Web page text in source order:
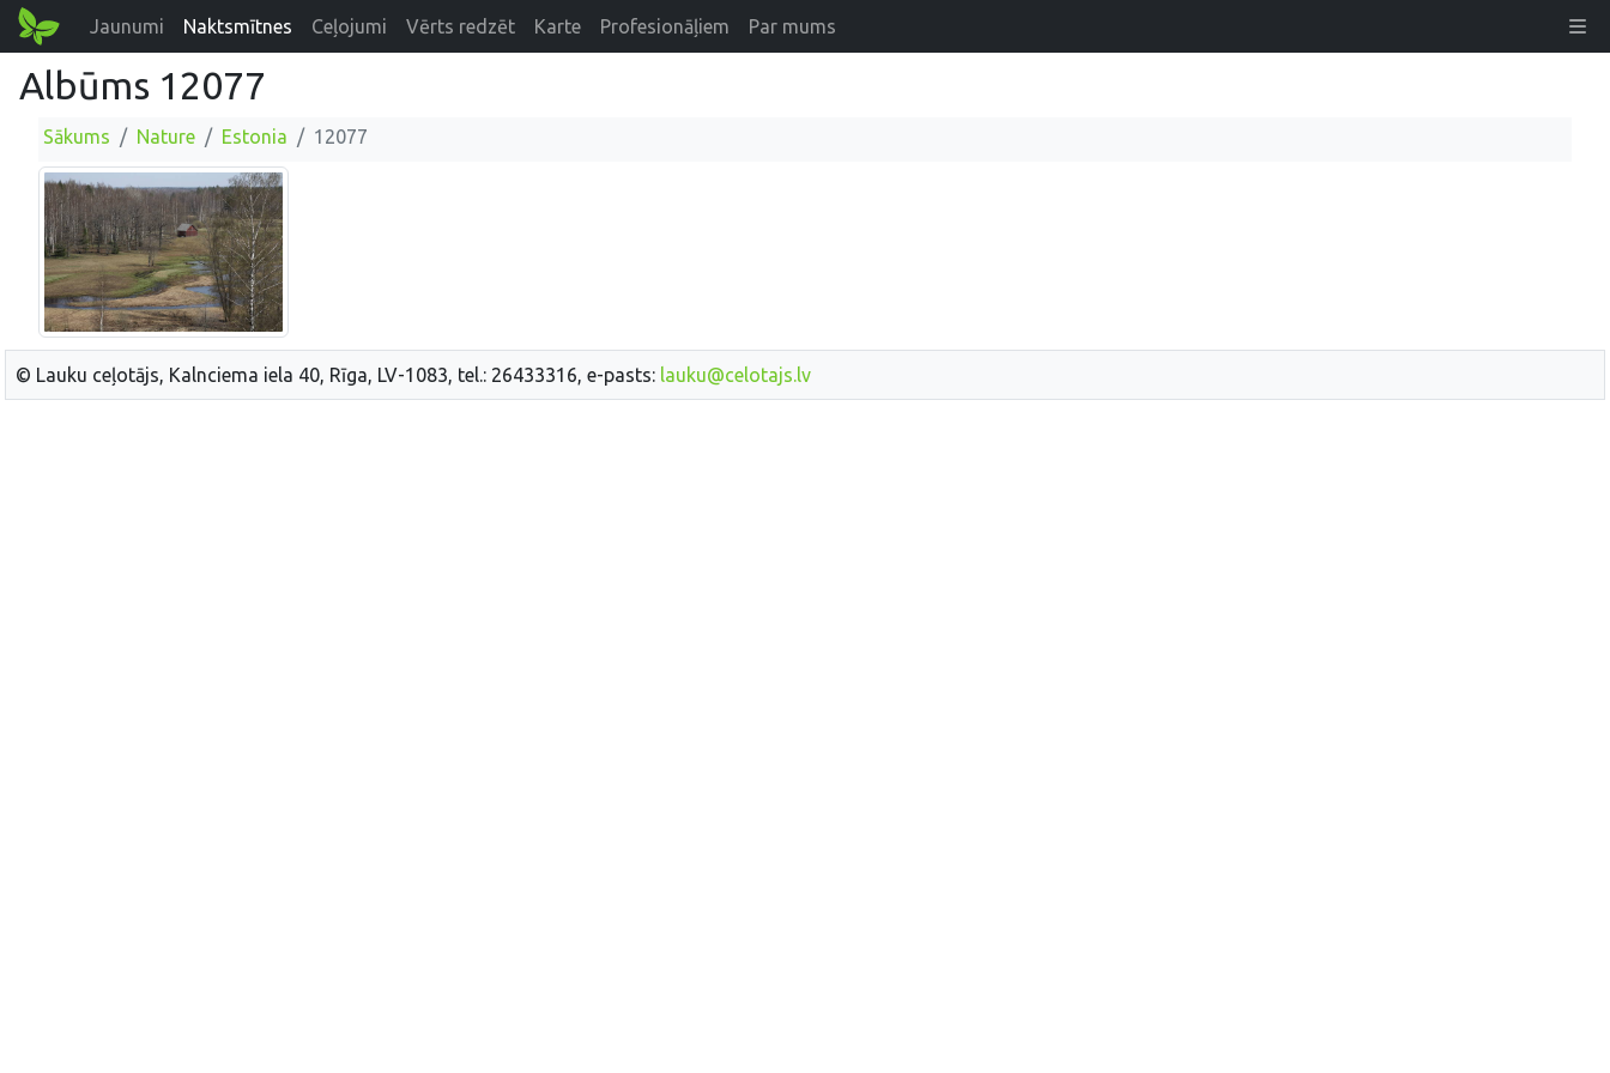
Jaunumi Naktsmītnes Ceļojumi Vērts redzēt Karte Profesionāļiem Par mums
Albūms 12077
Sākums Nature Estonia 12077
© Lauku ceļotājs, Kalnciema iela 40, Rīga, LV-1083, tel.: 26433316, e-pasts: lauku@celotajs.lv